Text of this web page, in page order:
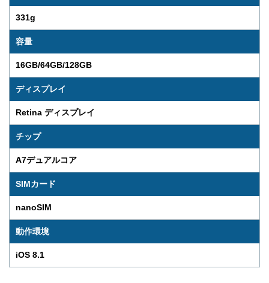
331g
容量
16GB/64GB/128GB
ディスプレイ
Retina ディスプレイ
チップ
A7デュアルコア
SIMカード
nanoSIM
動作環境
iOS 8.1